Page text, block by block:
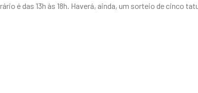
é das 13h às 18h. Haverá, ainda, um sorteio de cinco